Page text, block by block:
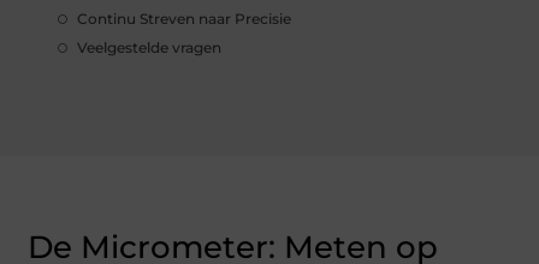
Continu Streven naar Precisie
Veelgestelde vragen
De Micrometer: Meten op